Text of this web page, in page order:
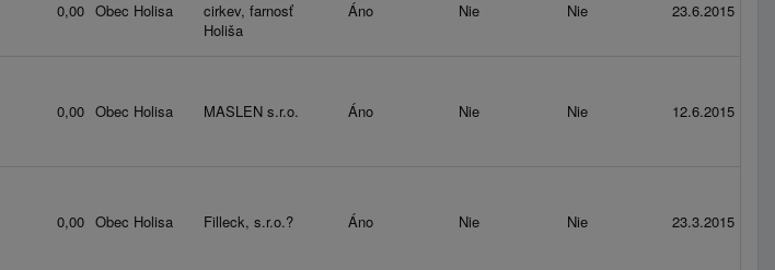
0,00 Obec Holisa
cirkev, farnosť
Holiša
Áno Nie Nie 23.6.2015
0,00 Obec Holisa MASLEN s.r.o. Áno Nie Nie 12.6.2015
0,00 Obec Holisa Filleck, s.r.o.? Áno Nie Nie 23.3.2015